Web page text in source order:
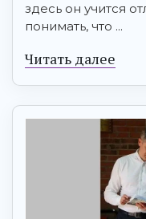
здесь он учится
понимать, что ...
Читать далее